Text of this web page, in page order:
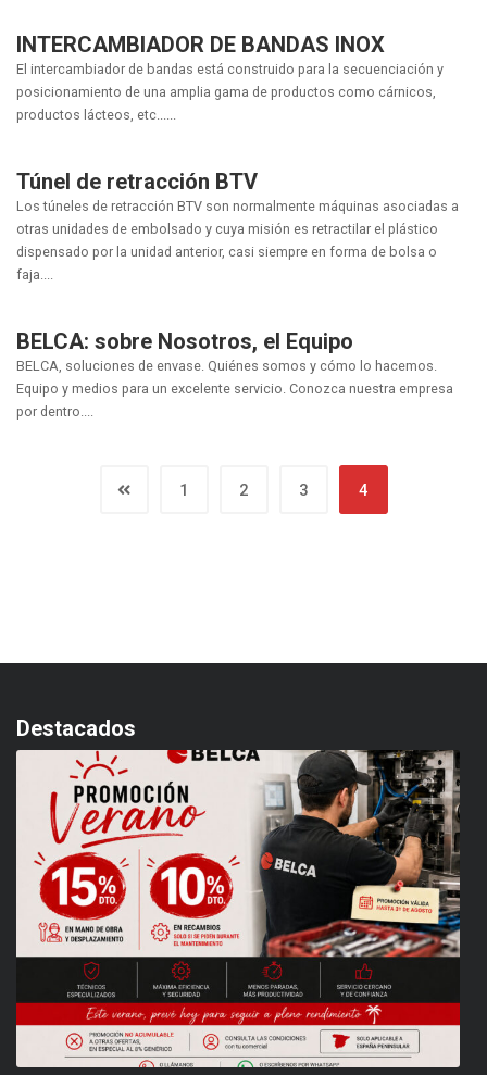
INTERCAMBIADOR DE BANDAS INOX
El intercambiador de bandas está construido para la secuenciación y
posicionamiento de una amplia gama de productos como cárnicos,
productos lácteos, etc......
Túnel de retracción BTV
Los túneles de retracción BTV son normalmente máquinas asociadas a
otras unidades de embolsado y cuya misión es retractilar el plástico
dispensado por la unidad anterior, casi siempre en forma de bolsa o
faja....
BELCA: sobre Nosotros, el Equipo
BELCA, soluciones de envase. Quiénes somos y cómo lo hacemos.
Equipo y medios para un excelente servicio. Conozca nuestra empresa
por dentro....
1 2 3 4
Destacados